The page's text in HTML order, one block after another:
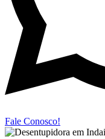
Fale Conosco!